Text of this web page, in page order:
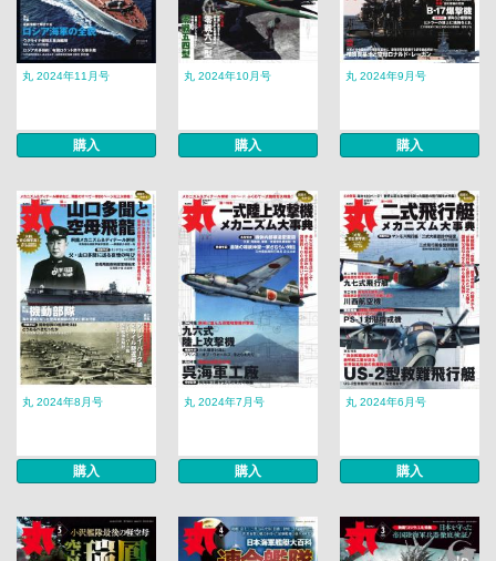
丸 2024年11月号
購入
丸 2024年10月号
購入
丸 2024年9月号
購入
丸 2024年8月号
購入
丸 2024年7月号
購入
丸 2024年6月号
購入